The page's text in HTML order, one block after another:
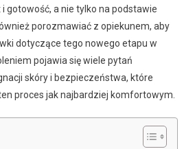
gotowość, a nie tylko na podstawie
porozmawiać z opiekunem, aby
dotyczące tego nowego etapu w
pojawia się wiele pytań
skóry i bezpieczeństwa, które
proces jak najbardziej komfortowym.